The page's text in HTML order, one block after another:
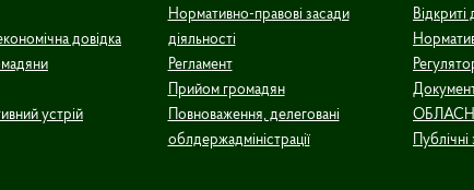
довідка
устрій
Нормативно-правові засади
діяльності
Регламент
Прийом громадян
Повноваження, делеговані
облдержадміністрації
Відкриті
Публічні